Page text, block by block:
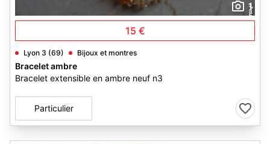
1
15 €
Lyon 3 (69) Bijoux et montres
Bracelet ambre
Bracelet extensible en ambre neuf n3
Particulier